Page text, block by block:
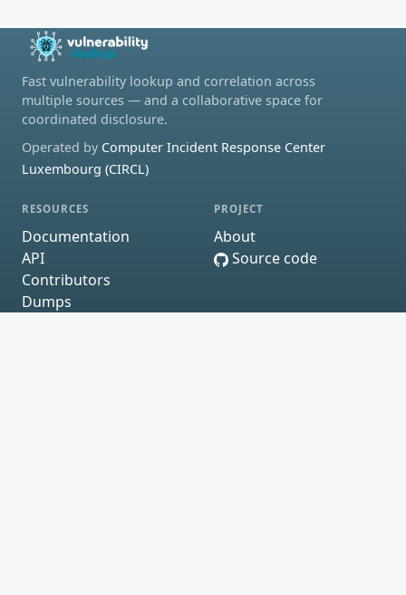
Fast vulnerability lookup and correlation across
multiple sources — and a collaborative space for
coordinated disclosure.
Operated by Computer Incident Response Center
Luxembourg (CIRCL)
RESOURCES
Documentation
API
Contributors
Dumps
PROJECT
About
Source code